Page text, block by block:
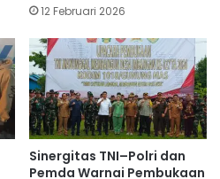
12 Februari 2026
Sinergitas TNI–Polri dan
Pemda Warnai Pembukaan